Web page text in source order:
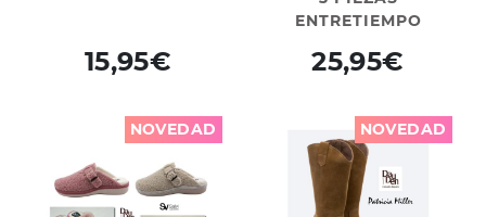
15,95€
ENTRETIEMPO
25,95€
NOVEDAD NOVEDAD